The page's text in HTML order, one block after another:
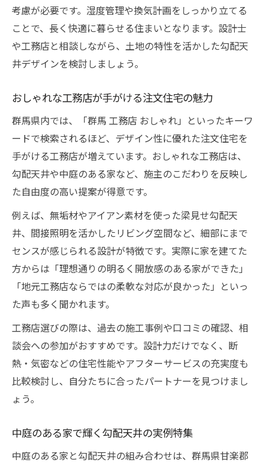
考慮が必要です。湿度管理や換気計画をしっかり立てる
ことで、長く快適に暮らせる住まいとなります。設計士
や工務店と相談しながら、土地の特性を活かした勾配天
井デザインを検討しましょう。
おしゃれな工務店が手がける注文住宅の魅力
群馬県内では、「群馬 工務店 おしゃれ」といったキーワ
ードで検索されるほど、デザイン性に優れた注文住宅を
手がける工務店が増えています。おしゃれな工務店は、
勾配天井や中庭のある家など、施主のこだわりを反映し
た自由度の高い提案が得意です。
例えば、無垢材やアイアン素材を使った梁見せ勾配天
井、間接照明を活かしたリビング空間など、細部にまで
センスが感じられる設計が特徴です。実際に家を建てた
方からは「理想通りの明るく開放感のある家ができた」
「地元工務店ならではの柔軟な対応が良かった」といっ
た声も多く聞かれます。
工務店選びの際は、過去の施工事例や口コミの確認、相
談会への参加がおすすめです。設計力だけでなく、断
熱・気密などの住宅性能やアフターサービスの充実度も
比較検討し、自分たちに合ったパートナーを見つけまし
ょう。
中庭のある家で輝く勾配天井の実例特集
中庭のある家と勾配天井の組み合わせは、群馬県甘楽郡